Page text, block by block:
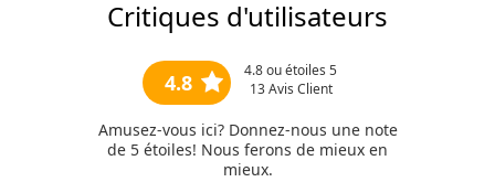
Critiques d'utilisateurs
4.8 4.8ou étoiles 5
13Avis Client
Amusez-vous ici? Donnez-nous une note
de 5 étoiles! Nous ferons de mieux en
mieux.